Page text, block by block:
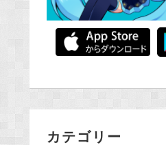
カテゴリー